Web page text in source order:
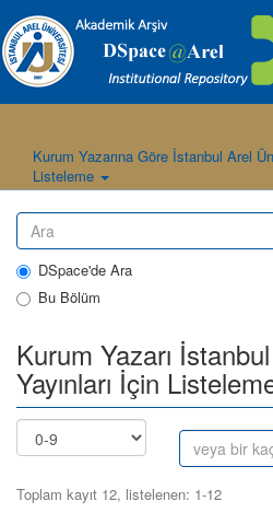
Kurum Yazarına Göre İstanbul Arel
Listeleme
DSpace'de Ara
Bu Bölüm
Kurum Yazarı
Yayınları İçin
Toplam kayıt 12, listelenen: 1-12